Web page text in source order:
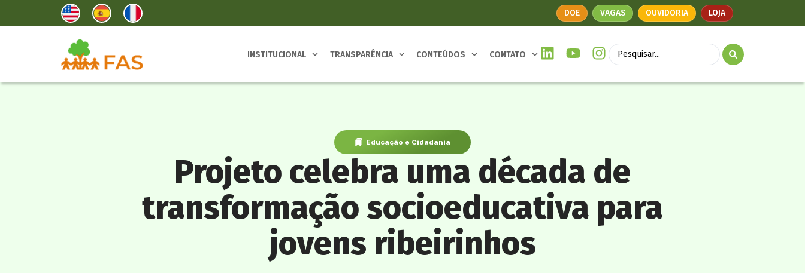
DOE VAGAS OUVIDORIA LOJA
INSTITUCIONAL TRANSPARÊNCIA CONTEÚDOS CONTATO
Educação e Cidadania
Projeto celebra uma década de
transformação socioeducativa para
jovens ribeirinhos